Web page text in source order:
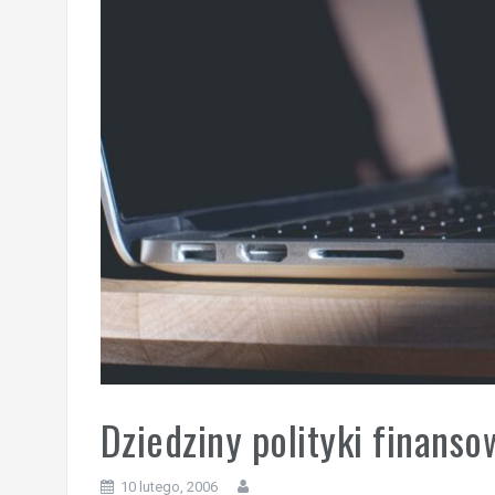
Dziedziny polityki
10 lutego, 2006